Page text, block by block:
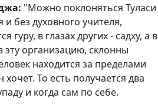
"Можно поклоняться Туласи
без духовного учителя,
гуру, в глазах других - садху, а в
эту организацию, склонны
находится за пределами
То есть получается два
и когда сам по себе.